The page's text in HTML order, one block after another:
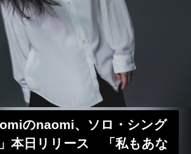
のnaomi、ソロ・シング
本日リリース 「私もあな